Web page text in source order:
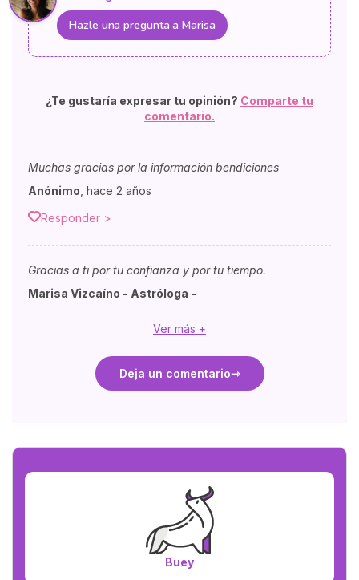
Hazle una pregunta a Marisa
¿Te gustaría expresar tu opinión? Comparte tu
comentario.
Muchas gracias por la información bendiciones
Anónimo hace 2 años
Responder >
Gracias a ti por tu confianza y por tu tiempo.
Marisa Vizcaíno - Astróloga -
Ver más +
Deja un comentario
Buey